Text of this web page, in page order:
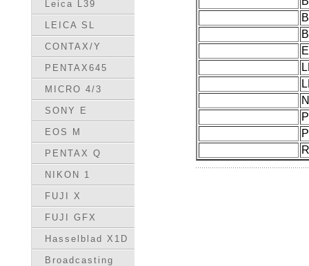
Leica L39
LEICA SL
CONTAX/Y
PENTAX645
MICRO 4/3
SONY E
EOS M
PENTAX Q
NIKON 1
FUJI X
FUJI GFX
Hasselblad X1D
Broadcasting